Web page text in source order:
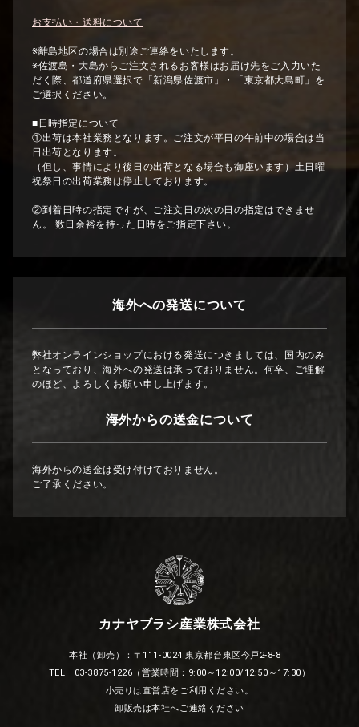
お支払い・送料について
※離島地区の場合は別途ご連絡をいたします。
※佐渡島・大島からご注文されるお客様はお届け先をご入力いた
だく際、都道府県選択で「新潟県佐渡市」・「東京都大島町」を
ご選択ください。
■日時指定について
①出荷は本社業務となります。ご注文が平日の午前中の場合は当
日出荷となります。
（但し、事情により後日の出荷となる場合も御座います）土日曜
祝祭日の出荷業務は停止しております。
②到着日時の指定ですが、ご注文日の次の日の指定はできませ
ん。 数日余裕を持った日時をご指定下さい。
海外への発送について
弊社オンラインショップにおける発送につきましては、国内のみ
となっており、海外への発送は承っておりません。何卒、ご理解
のほど、よろしくお願い申し上げます。
海外からの送金について
海外からの送金は受け付けておりません。
ご了承ください。
カナヤブラシ産業株式会社
本社（卸売）：〒111-0024 東京都台東区今戸2-8-8
TEL 03-3875-1226（営業時間：9:00～12:00/12:50～17:30）
小売りは直営店をご利用ください。
卸販売は本社へご連絡ください